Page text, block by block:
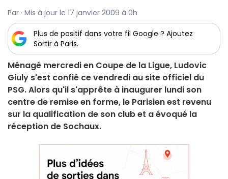
Par · Mis à jour le 17 janvier 2009 à 0h
Plus de positif dans votre fil Google ? Ajoutez
Sortir à Paris.
Ménagé mercredi en Coupe de la Ligue, Ludovic
Giuly s'est confié ce vendredi au site officiel du
PSG. Alors qu'il s'apprête à inaugurer lundi son
centre de remise en forme, le Parisien est revenu
sur la qualification de son club et a évoqué la
réception de Sochaux.